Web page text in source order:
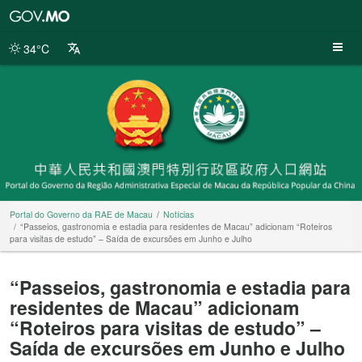
da
34°C
Portal do Governo da RAE de Macau
Notícias
“Passeios, gastronomia e estadia para residentes de Macau” adicionam “Roteiros
para visitas de estudo” – Saída de excursões em Junho e Julho
“Passeios, gastronomia e estadia para
residentes de Macau” adicionam
“Roteiros para visitas de estudo” –
Saída de excursões em Junho e Julho